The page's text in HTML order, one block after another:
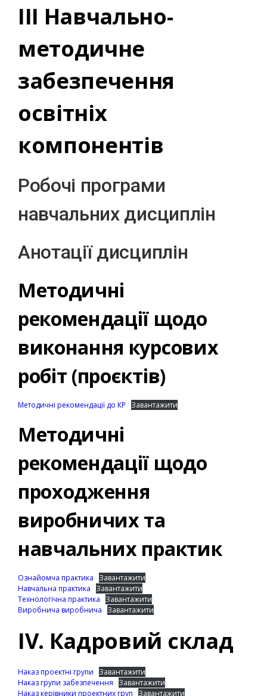
ІІІ Навчально-
методичне
забезпечення
освітніх
компонентів
Робочі програми
навчальних дисциплін
Анотації дисциплін
Методичні
рекомендації щодо
виконання курсових
робіт (проєктів)
Методичні рекомендації до КР Завантажити
Методичні
рекомендації щодо
проходження
виробничих та
навчальних практик
Ознайомча практика
Завантажити
Навчальна практика
Завантажити
Технологічна практика
Завантажити
Виробнича виробнича
Завантажити
ІV. Кадровий склад
Наказ проектні групи
Завантажити
Наказ групи забезпечення
Завантажити
Наказ керівники проектних груп
Завантажити